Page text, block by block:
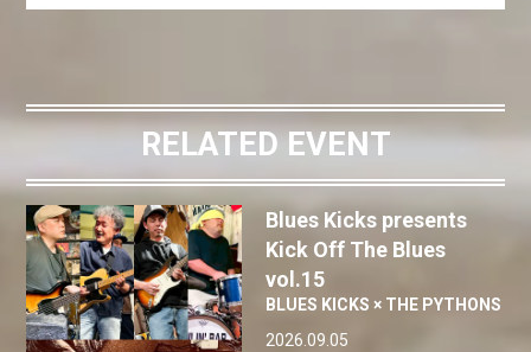
RELATED EVENT
Blues Kicks presents
Kick Off The Blues
vol.15
BLUES KICKS × THE PYTHONS
2026.09.05